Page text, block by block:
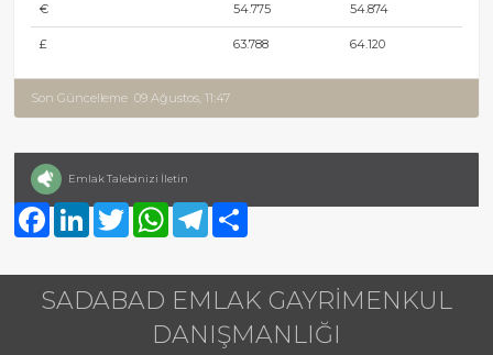
€ 54.775 54.874
£ 63.788 64.120
Son Güncelleme 09 Ağustos, 11:47
Emlak Talebinizi İletin
FacebookLinkedInTwitterWhatsAppTelegramShare
SADABAD EMLAK GAYRİMENKUL
DANIŞMANLIĞI